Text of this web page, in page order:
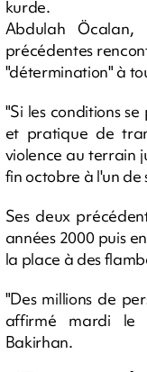
kurde.
Abdulah
précédentes
"détermination" à
"Si les conditions
et pratique de
violence au terrain
fin octobre à l'un de
Ses deux
années 2000 puis
la place à des
"Des millions de
affirmé mardi le
Bakirhan.